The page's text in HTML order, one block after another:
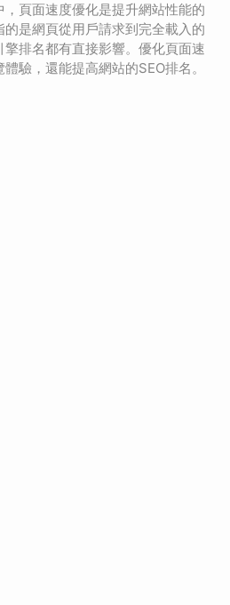
頁面速度優化是提升網站性能的
是網頁從用戶請求到完全載入的
排名都有直接影響。優化頁面速
驗，還能提高網站的SEO排名。